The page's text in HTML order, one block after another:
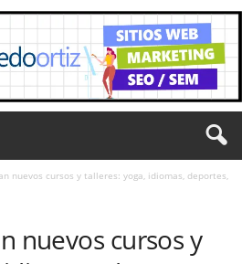
nuevos cursos y talleres: yoga, idiomas, deportes,
nuevos cursos y